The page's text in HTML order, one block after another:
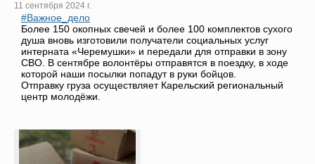
11 сентября 2024 г.
#Важное_дело
Более 150 окопных свечей и более 100 комплектов сухого
душа вновь изготовили получатели социальных услуг
интерната «Черемушки» и передали для отправки в зону
СВО. В сентябре волонтёры отправятся в поездку, в ходе
которой наши посылки попадут в руки бойцов.
Отправку груза осуществляет Карельский региональный
центр молодёжи.